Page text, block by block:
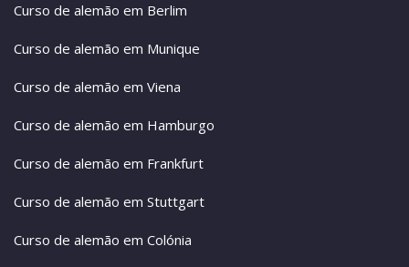
Curso de alemão em Berlim
Curso de alemão em Munique
Curso de alemão em Viena
Curso de alemão em Hamburgo
Curso de alemão em Frankfurt
Curso de alemão em Stuttgart
Curso de alemão em Colónia